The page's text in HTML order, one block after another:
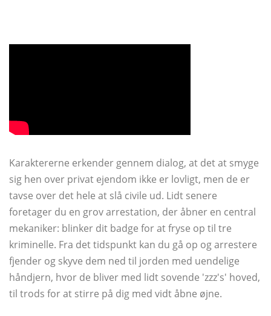
Karaktererne erkender gennem dialog, at det at smyge
sig hen over privat ejendom ikke er lovligt, men de er
tavse over det hele at slå civile ud. Lidt senere
foretager du en grov arrestation, der åbner en central
mekaniker: blinker dit badge for at fryse op til tre
kriminelle. Fra det tidspunkt kan du gå op og arrestere
fjender og skyve dem ned til jorden med uendelige
håndjern, hvor de bliver med lidt sovende 'zzz's' hoved,
til trods for at stirre på dig med vidt åbne øjne.